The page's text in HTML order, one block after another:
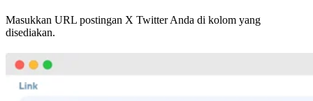
Masukkan URL postingan X Twitter Anda di kolom yang
disediakan.